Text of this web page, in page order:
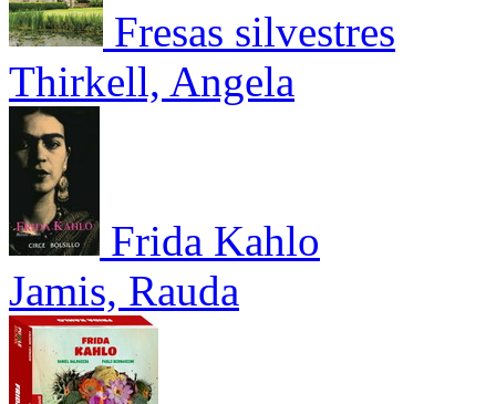
Fresas silvestres
Thirkell, Angela
Frida Kahlo
Jamis, Rauda